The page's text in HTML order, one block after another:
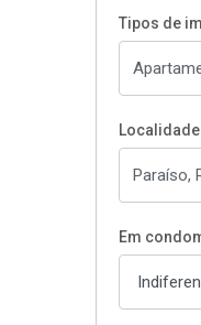
Tipos de
Em